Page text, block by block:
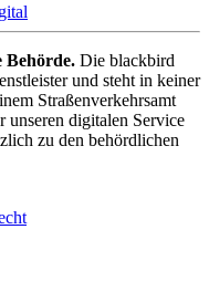
Behörde. Die blackbird
und steht in keiner
Straßenverkehrsamt
unseren digitalen Service
zu den behördlichen